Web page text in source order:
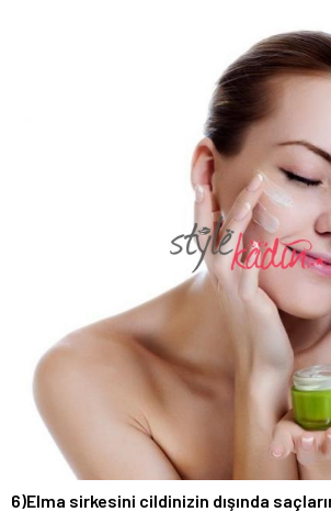
6)Elma sirkesini cildinizin dışında